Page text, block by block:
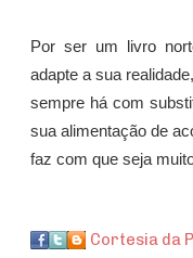
Por ser um livro
adapte a sua
sempre há com
sua alimentação de
faz com que seja
Cortesia da